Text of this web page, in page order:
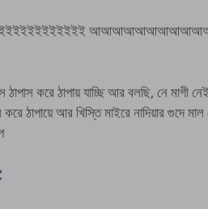
ইইইইইইইইইইইইইই
করে ঠাপায় যাচ্ছি আর বলছি, নে মাগী
করে ঠাপায়ে আর খিস্তি মাইরে